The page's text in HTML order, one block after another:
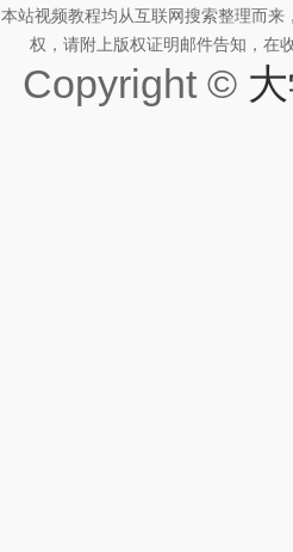
本站视频教程均从互联网搜索整理而
权，请附上版权证明邮件告知，在
Copyright ©